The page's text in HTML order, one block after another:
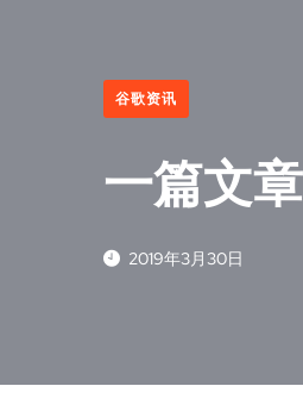
谷歌资讯
一篇文
2019年3月30日